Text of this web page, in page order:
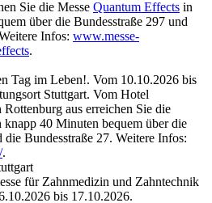
Sie die Messe Quantum Effects in
über die Bundesstraße 297 und
Infos: www.messe-
.
Tag im Leben!. Vom 10.10.2026 bis
Stuttgart. Vom Hotel
aus erreichen Sie die
knapp 40 Minuten bequem über die
die Bundesstraße 27. Weitere Infos:
.
für Zahnmedizin und Zahntechnik
bis 17.10.2026.